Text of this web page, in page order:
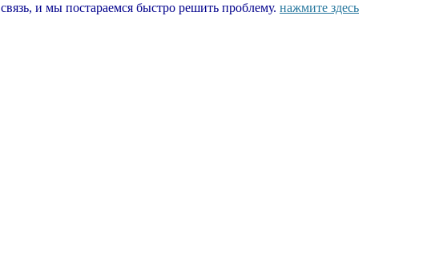
и мы постараемся быстро решить проблему. нажмите здесь